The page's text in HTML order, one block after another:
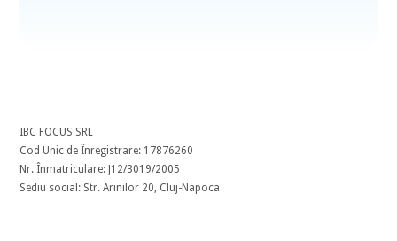
IBC FOCUS SRL
Cod Unic de Înregistrare: 17876260
Nr. Înmatriculare: J12/3019/2005
Sediu social: Str. Arinilor 20, Cluj-Napoca